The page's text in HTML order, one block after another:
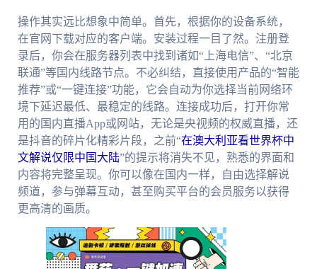
操作其实远比想象中简单。首先，根据你的设备系统，
在官网下载对应的客户端。安装过程一目了然。注册登
录后，你会在服务器列表中找到诸如“上海电信”、“北京
联通”等国内线路节点。不必纠结，直接使用产品的“智能
推荐”或“一键连接”功能，它会自动为你选择当前网络环
境下延迟最低、最稳定的线路。连接成功后，打开你常
用的国内直播App或网站，无论是央视频的权威直播，还
是抖音的碎片化精彩片段，之前“在澳大利亚看世界杯中
文解说仅限中国大陆”的提示将消失不见，熟悉的界面和
内容将完整呈现。你可以像在国内一样，自由选择解说
频道，参与弹幕互动，甚至购买平台的会员服务以获得
更高清的画质。